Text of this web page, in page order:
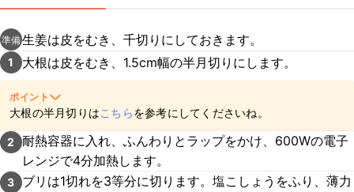
準備生姜は皮をむき、千切りにしておきます。
1 大根は皮をむき、1.5cm幅の半月切りにします。
ポイント
大根の半月切りはこちらを参考にしてくださいね。
2
耐熱容器に入れ、ふんわりとラップをかけ、600Wの電子
レンジで4分加熱します。
3
ブリは1切れを3等分に切ります。塩こしょうをふり、薄力